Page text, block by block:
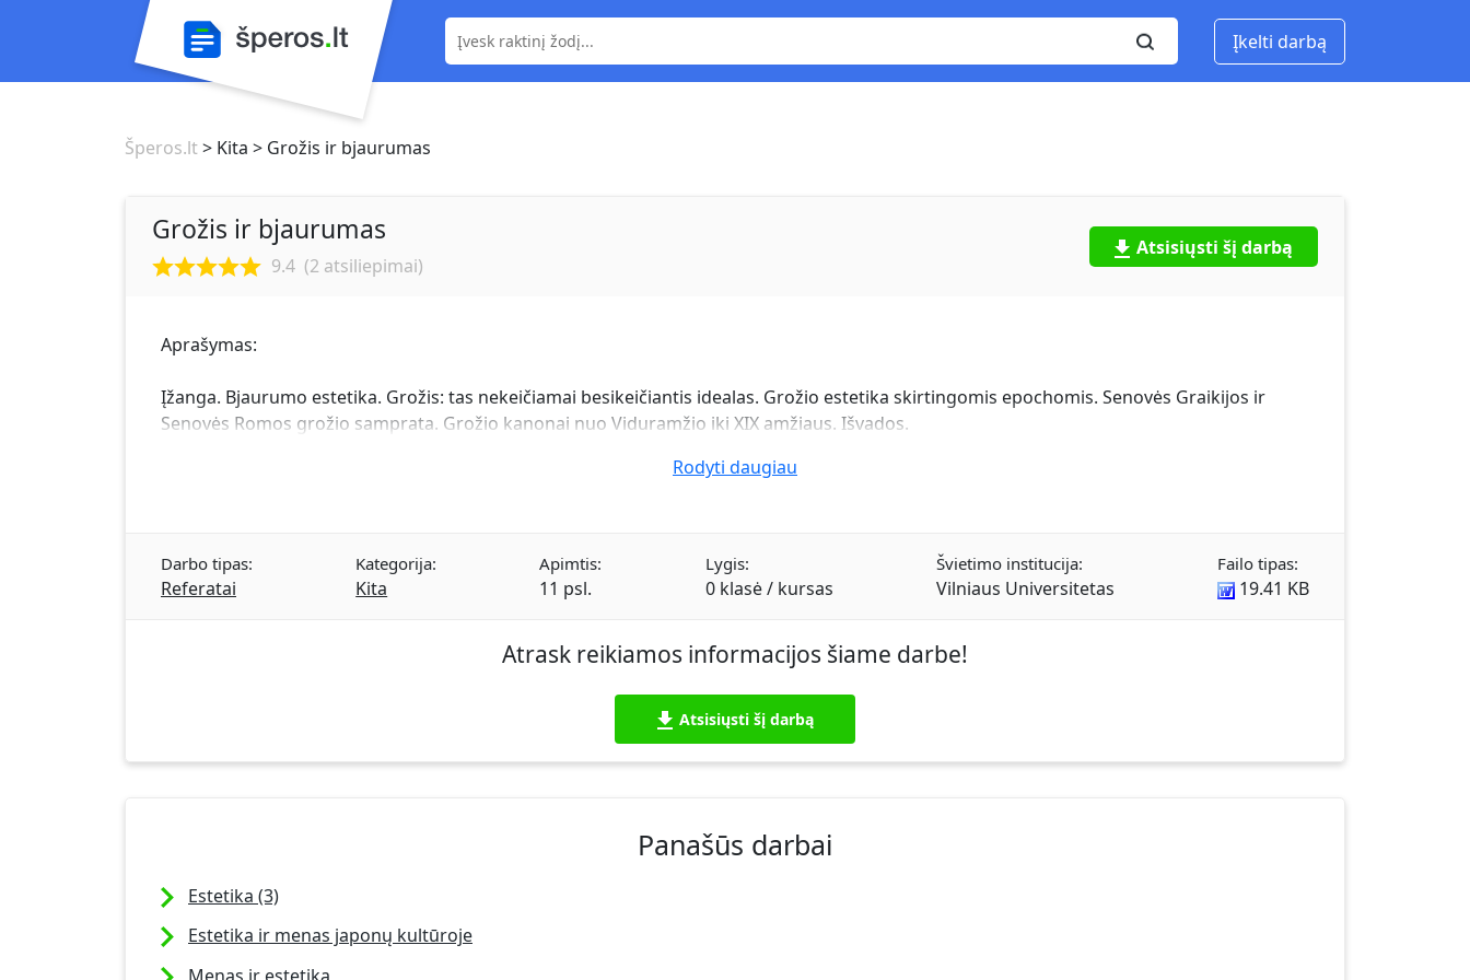
Įkelti darbą
Šperos.lt> Kita > Grožis ir bjaurumas
Grožis ir bjaurumas
9.4 (2 atsiliepimai)
Atsisiųsti šį darbą
Aprašymas:
Įžanga. Bjaurumo estetika. Grožis: tas nekeičiamai besikeičiantis idealas. Grožio estetika skirtingomis epochomis. Senovės Graikijos ir
Senovės Romos grožio samprata. Grožio kanonai nuo Viduramžio iki XIX amžiaus. Išvados.
Rodyti daugiau
Darbo tipas:
Referatai
Kategorija:
Kita
Apimtis:
11 psl.
Lygis:
0 klasė / kursas
Švietimo institucija:
Vilniaus Universitetas
Failo tipas:
19.41 KB
Atrask reikiamos informacijos šiame darbe!
Atsisiųsti šį darbą
Panašūs darbai
Estetika (3)
Estetika ir menas japonų kultūroje